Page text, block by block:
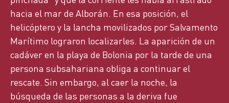
hacia el mar de Alborán. En esa posición, el
helicóptero y la lancha movilizados por Salvamento
Marítimo lograron localizarles. La aparición de un
cadáver en la playa de Bolonia por la tarde de una
persona subsahariana obliga a continuar el
rescate. Sin embargo, al caer la noche, la
búsqueda de las personas a la deriva fue